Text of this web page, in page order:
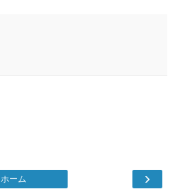
›
ホーム